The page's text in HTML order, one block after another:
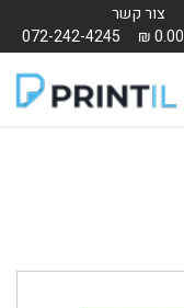
צור קשר
072-242-4245